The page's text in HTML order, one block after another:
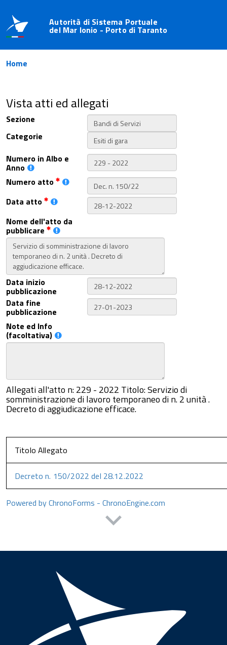
Autorità di Sistema Portuale
del Mar Ionio - Porto di Taranto
Home
Vista atti ed allegati
Sezione
Categorie
Numero in Albo e
Anno
Numero atto
Data atto
Nome dell'atto da
pubblicare
Data inizio
pubblicazione
Data fine
pubblicazione
Note ed Info
(facoltativa)
Allegati all'atto n: 229 - 2022 Titolo: Servizio di
somministrazione di lavoro temporaneo di n. 2 unità .
Decreto di aggiudicazione efficace.
Titolo Allegato
Decreto n. 150/2022 del 28.12.2022
Powered by ChronoForms - ChronoEngine.com